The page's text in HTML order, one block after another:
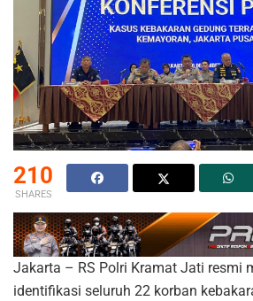
210
SHARES
Jakarta – RS Polri Kramat Jati resmi
identifikasi seluruh 22 korban